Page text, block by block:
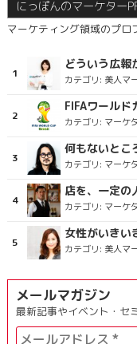
にっぽんのマーケター
マーケティング領域のプロ
どういう広報
カテゴリ: 美人マ
FIFAワール
カテゴリ: マーケ
何もないとこ
カテゴリ: マーケ
店を、一定の
カテゴリ: マーケ
女性がいきい
カテゴリ: 美人マ
メールマガジン
最新記事やイベント・セ